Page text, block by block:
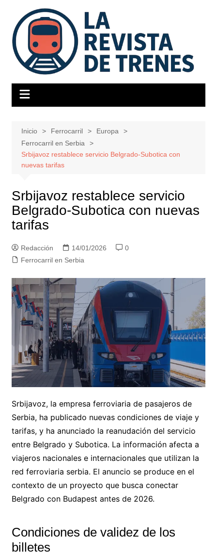
contenido
Inicio Ferrocarril
Europa
Ferrocarril en Serbia
Srbijavoz restablece servicio Belgrado-Subotica con
nuevas tarifas
Srbijavoz restablece servicio
Belgrado-Subotica con nuevas
tarifas
Redacción 14/01/2026
0
Ferrocarril en Serbia
Srbijavoz, la empresa ferroviaria de pasajeros de
Serbia, ha publicado nuevas condiciones de viaje y
tarifas, y ha anunciado la reanudación del servicio
entre Belgrado y Subotica. La información afecta a
viajeros nacionales e internacionales que utilizan la
red ferroviaria serbia. El anuncio se produce en el
contexto de un proyecto que busca conectar
Belgrado con Budapest antes de 2026.
Condiciones de validez de los
billetes